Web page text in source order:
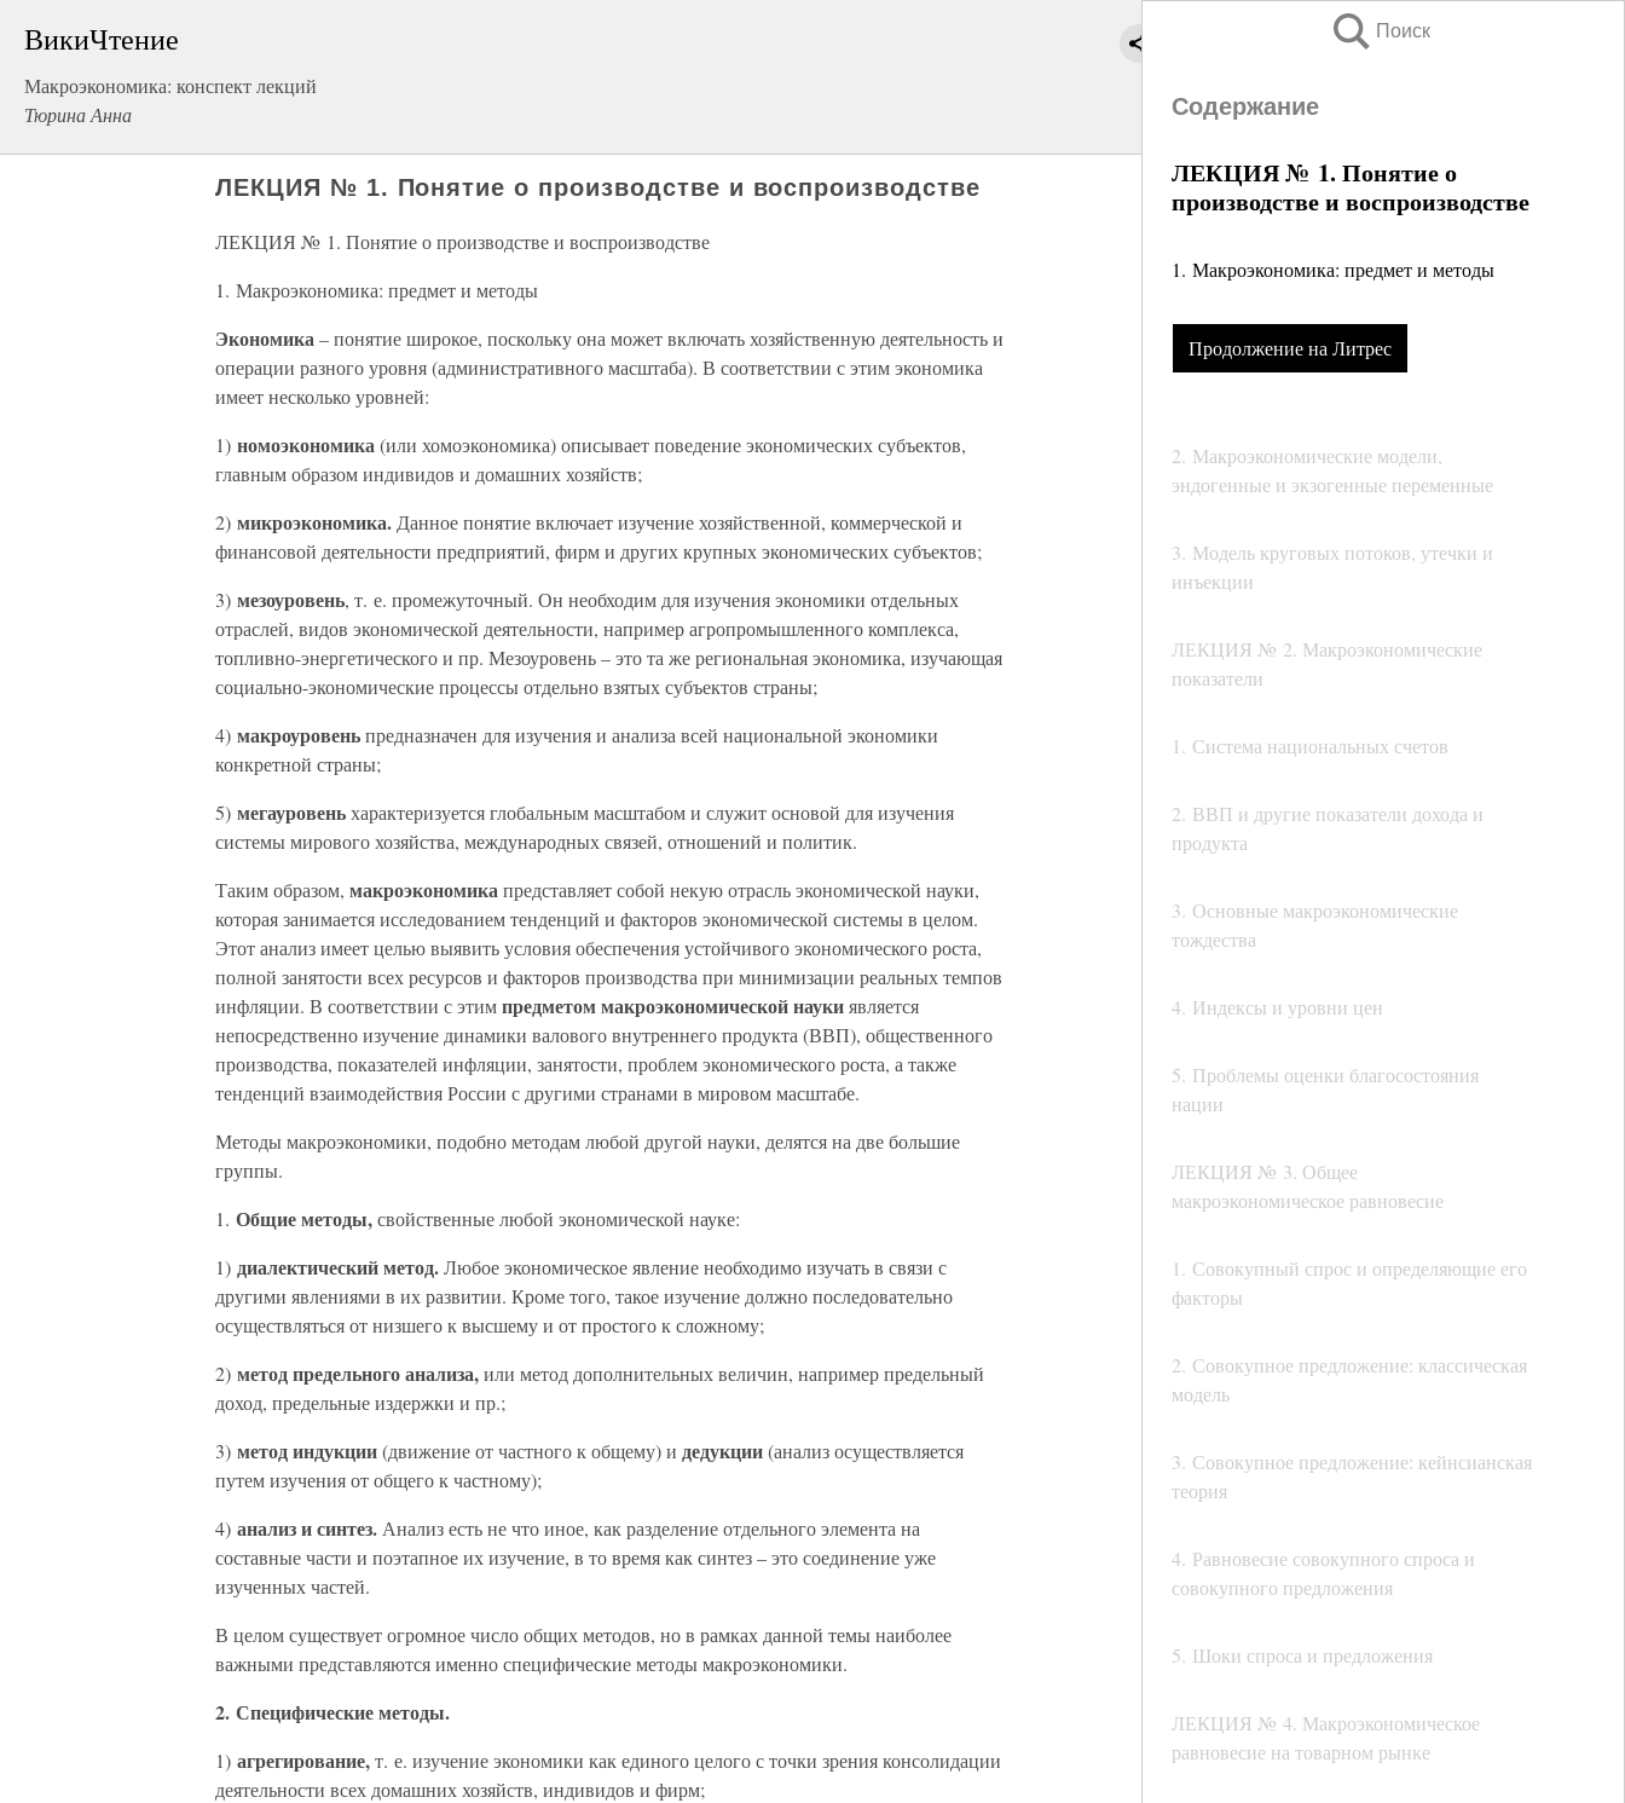
ВикиЧтение
Макроэкономика: конспект лекций
Тюрина Анна
Поиск
Содержание
ЛЕКЦИЯ № 1. Понятие о
производстве и воспроизводстве
1. Макроэкономика: предмет и методы
Продолжение на Литрес
2. Макроэкономические модели,
эндогенные и экзогенные переменные
3. Модель круговых потоков, утечки и
инъекции
ЛЕКЦИЯ № 2. Макроэкономические
показатели
1. Система национальных счетов
2. ВВП и другие показатели дохода и
продукта
3. Основные макроэкономические
тождества
4. Индексы и уровни цен
5. Проблемы оценки благосостояния
нации
ЛЕКЦИЯ № 3. Общее
макроэкономическое равновесие
1. Совокупный спрос и определяющие его
факторы
2. Совокупное предложение: классическая
модель
3. Совокупное предложение: кейнсианская
теория
4. Равновесие совокупного спроса и
совокупного предложения
5. Шоки спроса и предложения
ЛЕКЦИЯ № 4. Макроэкономическое
равновесие на товарном рынке
ЛЕКЦИЯ № 1. Понятие о производстве и воспроизводстве
ЛЕКЦИЯ № 1. Понятие о производстве и воспроизводстве
1. Макроэкономика: предмет и методы
Экономика– понятие широкое, поскольку она может включать хозяйственную деятельность и
операции разного уровня (административного масштаба). В соответствии с этим экономика
имеет несколько уровней:
1) номоэкономика(или хомоэкономика) описывает поведение экономических субъектов,
главным образом индивидов и домашних хозяйств;
2) микроэкономика. Данное понятие включает изучение хозяйственной, коммерческой и
финансовой деятельности предприятий, фирм и других крупных экономических субъектов;
3) мезоуровень, т. е. промежуточный. Он необходим для изучения экономики отдельных
отраслей, видов экономической деятельности, например агропромышленного комплекса,
топливно-энергетического и пр. Мезоуровень – это та же региональная экономика, изучающая
социально-экономические процессы отдельно взятых субъектов страны;
4) макроуровеньпредназначен для изучения и анализа всей национальной экономики
конкретной страны;
5) мегауровеньхарактеризуется глобальным масштабом и служит основой для изучения
системы мирового хозяйства, международных связей, отношений и политик.
Таким образом, макроэкономикапредставляет собой некую отрасль экономической науки,
которая занимается исследованием тенденций и факторов экономической системы в целом.
Этот анализ имеет целью выявить условия обеспечения устойчивого экономического роста,
полной занятости всех ресурсов и факторов производства при минимизации реальных темпов
инфляции. В соответствии с этимпредметом макроэкономической наукиявляется
непосредственно изучение динамики валового внутреннего продукта (ВВП), общественного
производства, показателей инфляции, занятости, проблем экономического роста, а также
тенденций взаимодействия России с другими странами в мировом масштабе.
Методы макроэкономики, подобно методам любой другой науки, делятся на две большие
группы.
1. Общие методы,свойственные любой экономической науке:
1) диалектический метод.Любое экономическое явление необходимо изучать в связи с
другими явлениями в их развитии. Кроме того, такое изучение должно последовательно
осуществляться от низшего к высшему и от простого к сложному;
2) метод предельного анализа,или метод дополнительных величин, например предельный
доход, предельные издержки и пр.;
3) метод индукции(движение от частного к общему) и дедукции(анализ осуществляется
путем изучения от общего к частному);
4) анализ и синтез. Анализ есть не что иное, как разделение отдельного элемента на
составные части и поэтапное их изучение, в то время как синтез – это соединение уже
изученных частей.
В целом существует огромное число общих методов, но в рамках данной темы наиболее
важными представляются именно специфические методы макроэкономики.
2. Специфические методы.
1) агрегирование,т. е. изучение экономики как единого целого с точки зрения консолидации
деятельности всех домашних хозяйств, индивидов и фирм;